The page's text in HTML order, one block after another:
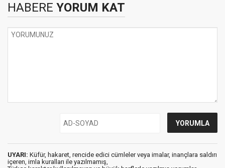
HABERE YORUM KAT
UYARI: Küfür, hakaret, rencide edici cümleler veya imalar, inançlara saldırı
içeren, imla kuralları ile yazılmamış,